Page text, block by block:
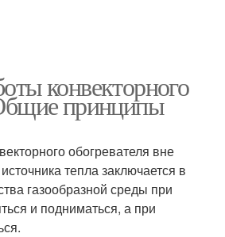
конвекторного
принципы
обогревателя вне
тепла заключается в
газообразной среды при
и подниматься, а при